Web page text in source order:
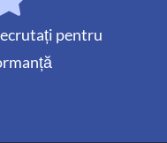
pentru